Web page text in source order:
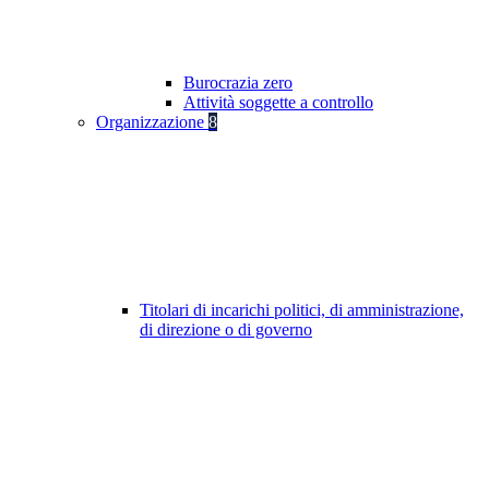
Burocrazia zero
Attività soggette a controllo
Organizzazione 8
Titolari di incarichi politici, di amministrazione,
di direzione o di governo